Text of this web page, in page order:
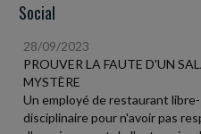
Social
28/09/2023
PROUVER LA FAUTE D'UN
MYSTÈRE
Un employé de restaurant
disciplinaire pour n'avoir pas